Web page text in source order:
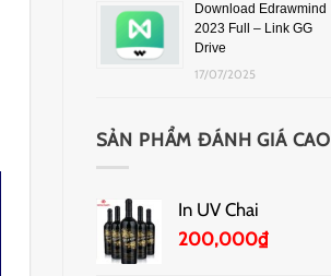
Download Edrawmind
2023 Full – Link GG
Drive
17/07/2025
SẢN PHẨM ĐÁNH GIÁ CAO
In UV Chai
200,000₫